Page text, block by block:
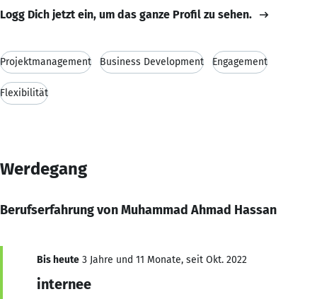
Logg Dich jetzt ein, um das ganze Profil zu sehen.
Projektmanagement Business Development Engagement
Flexibilität
Werdegang
Berufserfahrung von Muhammad Ahmad Hassan
Bis heute 3 Jahre und 11 Monate, seit Okt. 2022
internee